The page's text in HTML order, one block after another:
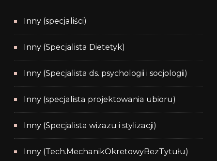
Inny (specjaliści)
Inny (Specjalista Dietetyk)
Inny (Specjalista ds. psychologii i socjologii)
Inny (specjalista projektowania ubioru)
Inny (Specjalista wizazu i stylizacji)
Inny (Tech.MechanikOkretowyBezTytułu)